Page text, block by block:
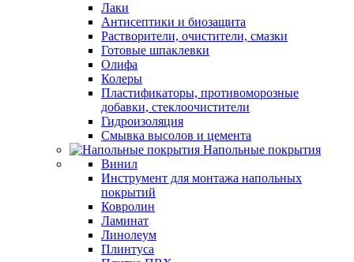
Лаки
Антисептики и биозащита
Растворители, очистители, смазки
Готовые шпаклевки
Олифа
Колеры
Пластификаторы, противоморозные
добавки, стеклоочистители
Гидроизоляция
Смывка высолов и цемента
Напольные покрытия
Винил
Инструмент для монтажа напольных
покрытий
Ковролин
Ламинат
Линолеум
Плинтуса